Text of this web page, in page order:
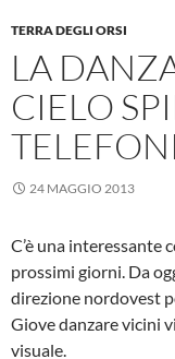
TERRA DEGLI ORSI
LA
CIELO
24 MAGGIO 2013
C’è una interessante
prossimi giorni. Da
direzione nordovest
Giove danzare vicini
visuale.